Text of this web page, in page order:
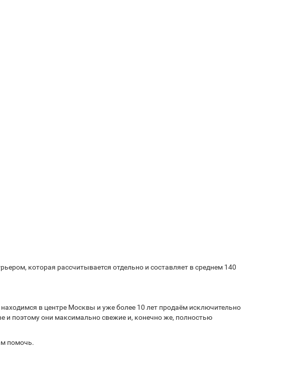
которая рассчитывается отдельно и составляет в среднем 140
в центре Москвы и уже более 10 лет продаём исключительно
поэтому они максимально свежие и, конечно же, полностью
помочь.